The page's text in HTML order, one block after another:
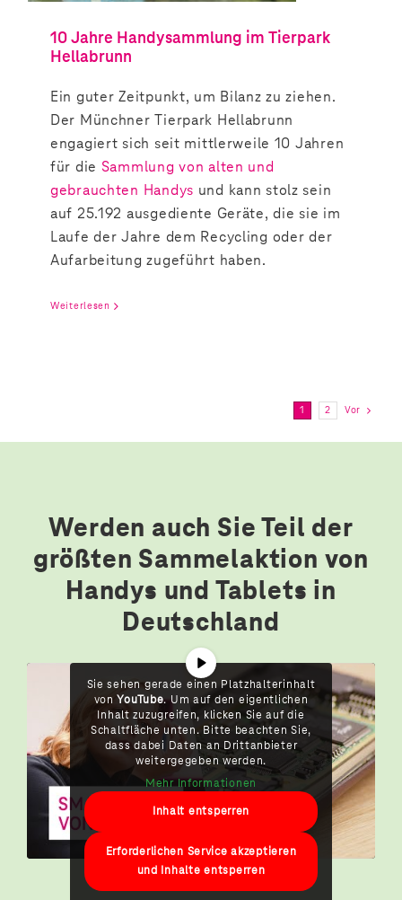
10 Jahre Handysammlung im Tierpark
Hellabrunn
Ein guter Zeitpunkt, um Bilanz zu ziehen.
Der Münchner Tierpark Hellabrunn
engagiert sich seit mittlerweile 10 Jahren
für die Sammlung von alten und
gebrauchten Handys und kann stolz sein
auf 25.192 ausgediente Geräte, die sie im
Laufe der Jahre dem Recycling oder der
Aufarbeitung zugeführt haben.
Weiterlesen
1 2 Vor
Werden auch Sie Teil der
größten Sammelaktion von
Handys und Tablets in
Deutschland
Sie sehen gerade einen Platzhalterinhalt
vonYouTube. Um auf den eigentlichen
Inhalt zuzugreifen, klicken Sie auf die
Schaltfläche unten. Bitte beachten Sie,
dass dabei Daten an Drittanbieter
weitergegeben werden.
Mehr Informationen
Inhalt entsperren
Erforderlichen Service akzeptieren
und Inhalte entsperren